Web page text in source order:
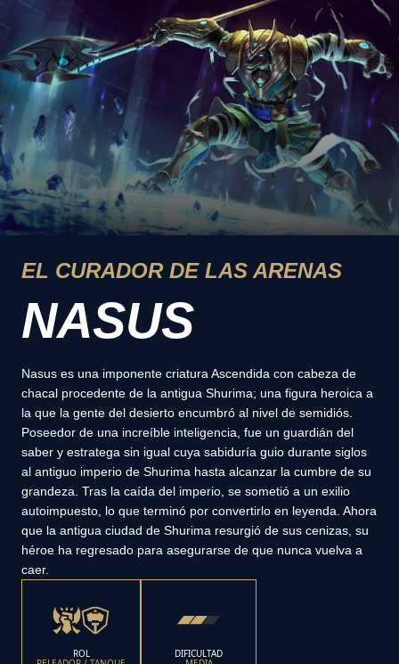
EL CURADOR DE LAS ARENAS
NASUS
Nasus es una imponente criatura Ascendida con cabeza de
chacal procedente de la antigua Shurima; una figura heroica a
la que la gente del desierto encumbró al nivel de semidiós.
Poseedor de una increíble inteligencia, fue un guardián del
saber y estratega sin igual cuya sabiduría guio durante siglos
al antiguo imperio de Shurima hasta alcanzar la cumbre de su
grandeza. Tras la caída del imperio, se sometió a un exilio
autoimpuesto, lo que terminó por convertirlo en leyenda. Ahora
que la antigua ciudad de Shurima resurgió de sus cenizas, su
héroe ha regresado para asegurarse de que nunca vuelva a
caer.
ROL DIFICULTAD